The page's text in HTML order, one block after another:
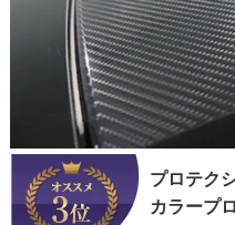
プロテク
カラープ